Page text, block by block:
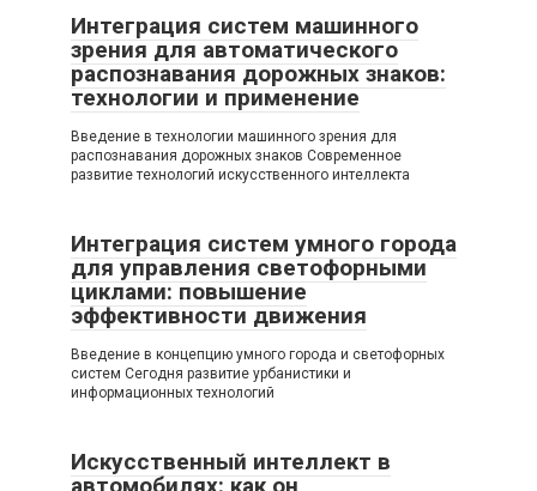
Интеграция систем машинного
зрения для автоматического
распознавания дорожных знаков:
технологии и применение
Введение в технологии машинного зрения для
распознавания дорожных знаков Современное
развитие технологий искусственного интеллекта
Интеграция систем умного города
для управления светофорными
циклами: повышение
эффективности движения
Введение в концепцию умного города и светофорных
систем Сегодня развитие урбанистики и
информационных технологий
Искусственный интеллект в
автомобилях: как он